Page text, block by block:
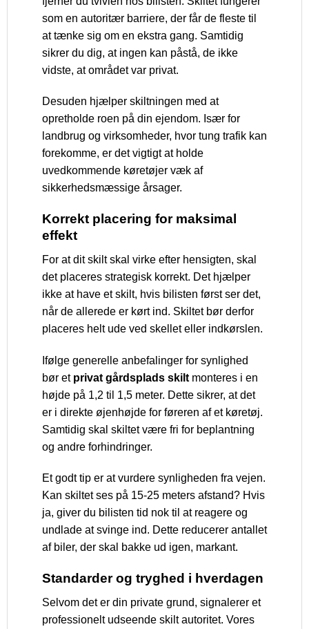
som en autoritær barriere, der får de fleste til
at tænke sig om en ekstra gang. Samtidig
sikrer du dig, at ingen kan påstå, de ikke
vidste, at området var privat.
Desuden hjælper skiltningen med at
opretholde roen på din ejendom. Især for
landbrug og virksomheder, hvor tung trafik kan
forekomme, er det vigtigt at holde
uvedkommende køretøjer væk af
sikkerhedsmæssige årsager.
Korrekt placering for maksimal
effekt
For at dit skilt skal virke efter hensigten, skal
det placeres strategisk korrekt. Det hjælper
ikke at have et skilt, hvis bilisten først ser det,
når de allerede er kørt ind. Skiltet bør derfor
placeres helt ude ved skellet eller indkørslen.
Ifølge generelle anbefalinger for synlighed
bør et privat gårdsplads skilt monteres i en
højde på 1,2 til 1,5 meter. Dette sikrer, at det
er i direkte øjenhøjde for føreren af et køretøj.
Samtidig skal skiltet være fri for beplantning
og andre forhindringer.
Et godt tip er at vurdere synligheden fra vejen.
Kan skiltet ses på 15-25 meters afstand? Hvis
ja, giver du bilisten tid nok til at reagere og
undlade at svinge ind. Dette reducerer antallet
af biler, der skal bakke ud igen, markant.
Standarder og tryghed i hverdagen
Selvom det er din private grund, signalerer et
professionelt udseende skilt autoritet. Vores